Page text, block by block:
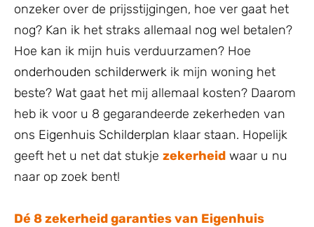
onzeker over de prijsstijgingen, hoe ver gaat het
nog? Kan ik het straks allemaal nog wel betalen?
Hoe kan ik mijn huis verduurzamen? Hoe
onderhouden schilderwerk ik mijn woning het
beste? Wat gaat het mij allemaal kosten? Daarom
heb ik voor u 8 gegarandeerde zekerheden van
ons Eigenhuis Schilderplan klaar staan. Hopelijk
geeft het u net dat stukje zekerheid waar u nu
naar op zoek bent!
Dé 8 zekerheid garanties van Eigenhuis